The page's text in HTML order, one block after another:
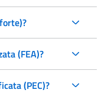
(FEA)?
(PEC)?